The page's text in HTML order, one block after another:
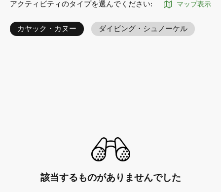
アクティビティのタイプを選んでください: マップ表示
カヤック・カヌー ダイビング・シュノーケル
該当するものがありませんでした